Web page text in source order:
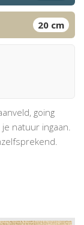
20 cm
going
natuur ingaan.